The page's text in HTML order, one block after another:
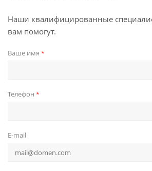
Наши квалифицированные
вам помогут.
Ваше имя *
Телефон *
E-mail